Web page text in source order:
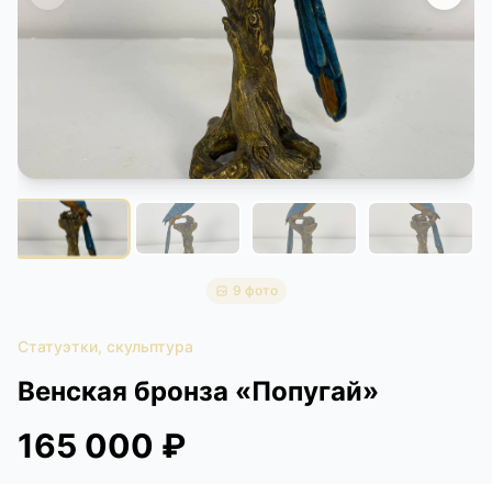
ДОСТАВКА И ОПЛАТА
9 фото
Статуэтки, скульптура
Венская бронза «Попугай»
165 000 ₽